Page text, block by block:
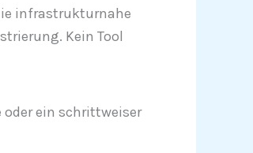
infrastrukturnahe
Kein Tool
ein schrittweiser